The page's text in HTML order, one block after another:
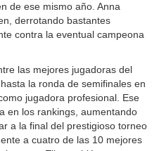
de ese mismo año. Anna
derrotando bastantes
contra la eventual campeona
las mejores jugadoras del
la ronda de semifinales en
jugadora profesional. Ese
en los rankings, aumentando
a la final del prestigioso torneo
a cuatro de las 10 mejores